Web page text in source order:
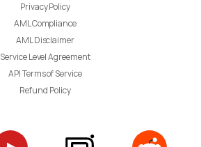
Privacy Policy
AML Compliance
AML Disclaimer
Service Level Agreement
API Terms of Service
Refund Policy